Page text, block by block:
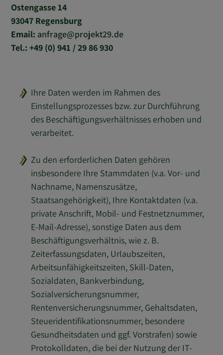
Ostengasse 14
93047 Regensburg
Email: anfrage
projekt29.de
Tel.: +49 (0) 941 / 29 86 930
Ihre Daten werden im Rahmen des
Einstellungsprozesses bzw. zur Durchführung
des Beschäftigungsverhältnisses erhoben und
verarbeitet.
Zu den erforderlichen Daten gehören
insbesondere Ihre Stammdaten (v.a. Vor- und
Nachname, Namenszusätze,
Staatsangehörigkeit), Ihre Kontaktdaten (v.a.
private Anschrift, Mobil- und Festnetznummer,
E-Mail-Adresse), sonstige Daten aus dem
Beschäftigungsverhältnis, wie z. B.
Zeiterfassungsdaten, Urlaubszeiten,
Arbeitsunfähigkeitszeiten, Skill-Daten,
Sozialdaten, Bankverbindung,
Sozialversicherungsnummer,
Rentenversicherungsnummer, Gehaltsdaten,
Steueridentifikationsnummer, besondere
Gesundheitsdaten und ggf. Vorstrafen) sowie
Protokolldaten, die bei der Nutzung der IT-